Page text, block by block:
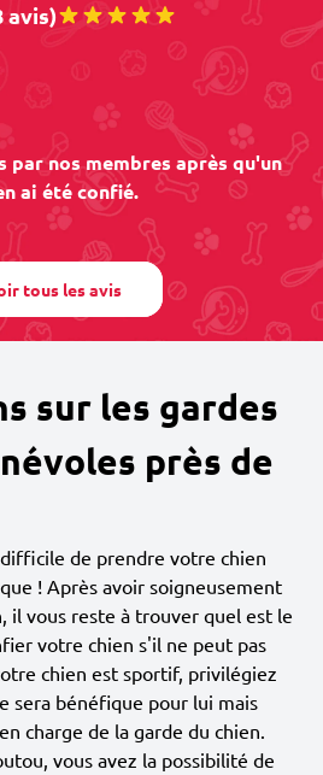
avis)
par nos membres après qu'un
ai été confié.
tous les avis
sur les gardes
près de
de prendre votre chien
! Après avoir soigneusement
il vous reste à trouver quel est le
votre chien s'il ne peut pas
chien est sportif, privilégiez
sera bénéfique pour lui mais
charge de la garde du chien.
vous avez la possibilité de